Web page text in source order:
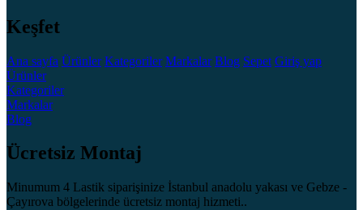
Keşfet
Ana sayfa Ürünler Kategoriler Markalar Blog Sepet Giriş yap
Ürünler
Kategoriler
Markalar
Blog
Ücretsiz Montaj
Minumum 4 Lastik siparişinize İstanbul anadolu yakası ve Gebze -
Çayırova bölgelerinde ücretsiz montaj hizmeti..